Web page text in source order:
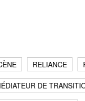
RELIANCE
DE